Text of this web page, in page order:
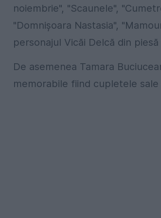
noiembrie", "Scaunele",
"Domnișoara Nastasia",
personajul Vicăi Delcă din
De asemenea Tamara
memorabile fiind cupletele